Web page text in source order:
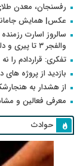
رفسنجان، معدن
عکس| همایش
سالروز اسارت
والفجر ۳ تا پیری و دلتنگی برای رفقای شهید
تفکری: قراردادم را
بازدید از پروژه
از هشدار به
معرفی فعالین و
حوادث